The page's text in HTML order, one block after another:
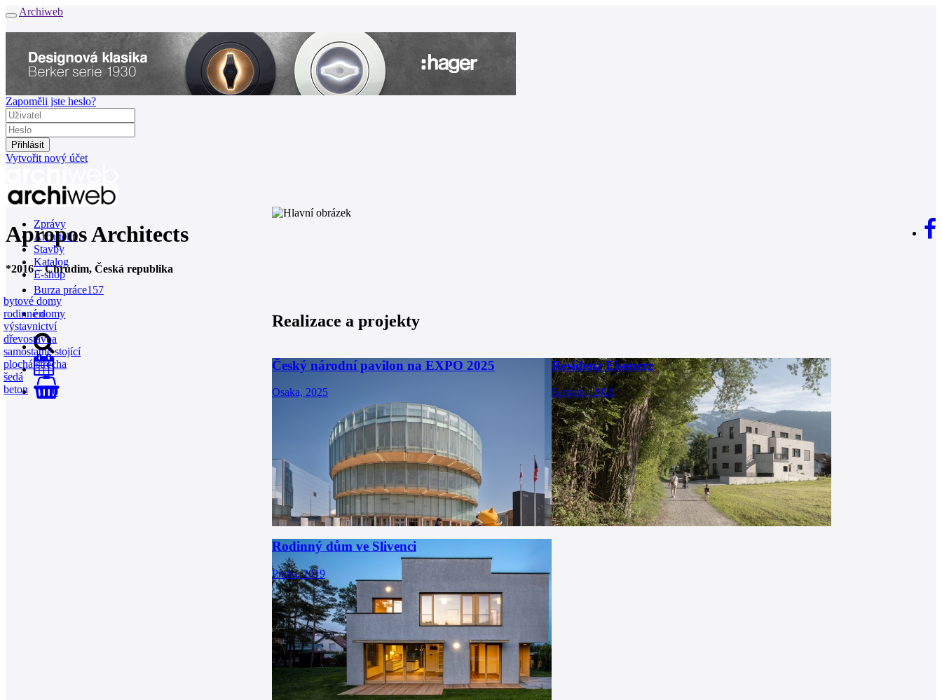
Archiweb
Zapoměli jste heslo?
Vytvořit nový účet
Zprávy
Architekti
Stavby
Katalog
E-shop
Burza práce157
en
0
Apropos Architects
*2016–Chrudim, Česká republika
bytové domy
rodinné domy
výstavnictví
dřevostavba
samostatně stojící
plochá střecha
šedá
beton
Realizace a projekty
Český národní pavilon na EXPO 2025
Osaka, 2025
Residenz Eisenerz
Sargans, 2020
Rodinný dům ve Slivenci
Praha, 2019